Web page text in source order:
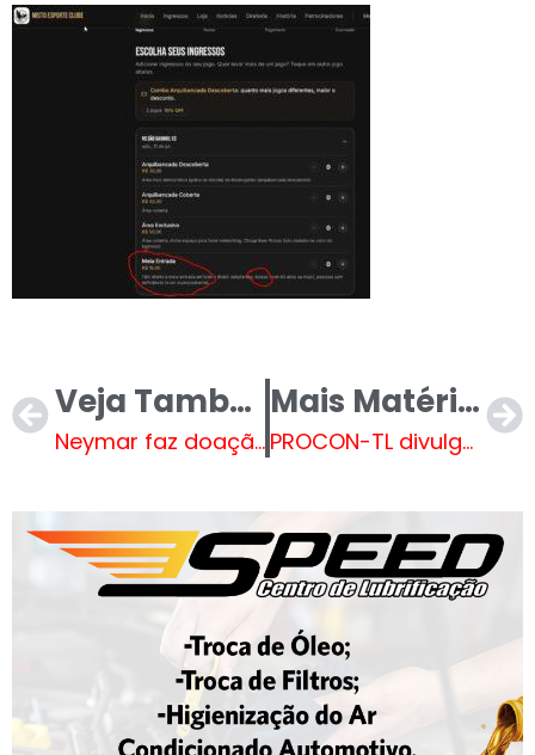
Veja Também
Neymar faz doação para vítimas de terremoto na Venezuela e mobiliza ajuda
Mais Matérias
PROCON-TL divulga pesquisa de preços dos combustíveis em julho de 2026